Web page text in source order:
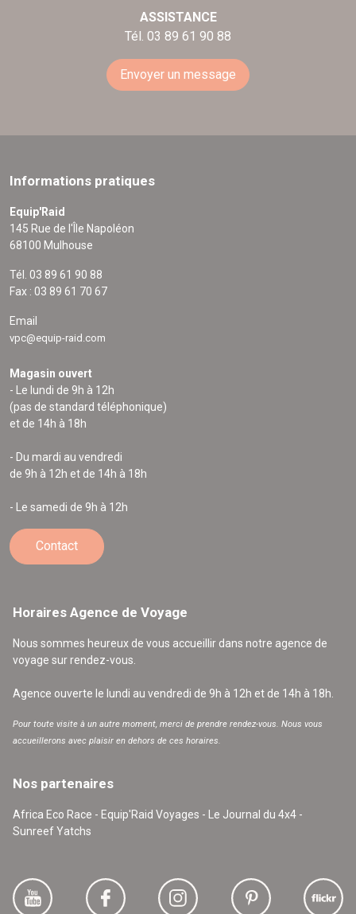
ASSISTANCE
Tél. 03 89 61 90 88
Envoyer un message
Informations pratiques
Equip'Raid
145 Rue de l'Île Napoléon
68100 Mulhouse
Tél. 03 89 61 90 88
Fax : 03 89 61 70 67
Email
vpc@equip-raid.com
Magasin ouvert
- Le lundi de 9h à 12h
(pas de standard téléphonique)
et de 14h à 18h
- Du mardi au vendredi
de 9h à 12h et de 14h à 18h
- Le samedi de 9h à 12h
Contact
Horaires Agence de Voyage
Nous sommes heureux de vous accueillir dans notre agence de
voyage sur rendez-vous.
Agence ouverte le lundi au vendredi de 9h à 12h et de 14h à 18h.
Pour toute visite à un autre moment, merci de prendre rendez-vous. Nous vous
accueillerons avec plaisir en dehors de ces horaires.
Nos partenaires
Africa Eco Race - Equip'Raid Voyages - Le Journal du 4x4 -
Sunreef Yatchs